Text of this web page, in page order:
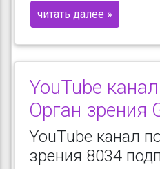
читать далее »
YouTube
Орган зрения
YouTube канал
зрения 8034